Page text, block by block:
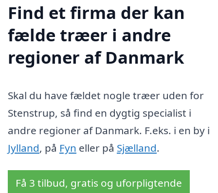
Find et firma der kan
fælde træer i andre
regioner af Danmark
Skal du have fældet nogle træer uden for
Stenstrup, så find en dygtig specialist i
andre regioner af Danmark. F.eks. i en by i
Jylland, på Fyn eller på Sjælland.
Få 3 tilbud, gratis og uforpligtende